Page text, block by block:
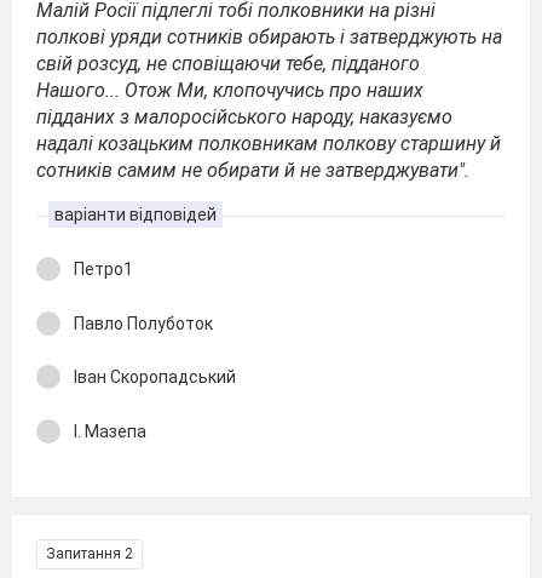
Малій Росії підлеглі тобі полковники на різні
полкові уряди сотників обирають і затверджують на
свій розсуд, не сповіщаючи тебе, підданого
Нашого... Отож Ми, клопочучись про наших
підданих з малоросійського народу, наказуємо
надалі козацьким полковникам полкову старшину й
сотників самим не обирати й не затверджувати".
варіанти відповідей
Петро1
Павло Полуботок
Іван Скоропадський
І. Мазепа
Запитання 2